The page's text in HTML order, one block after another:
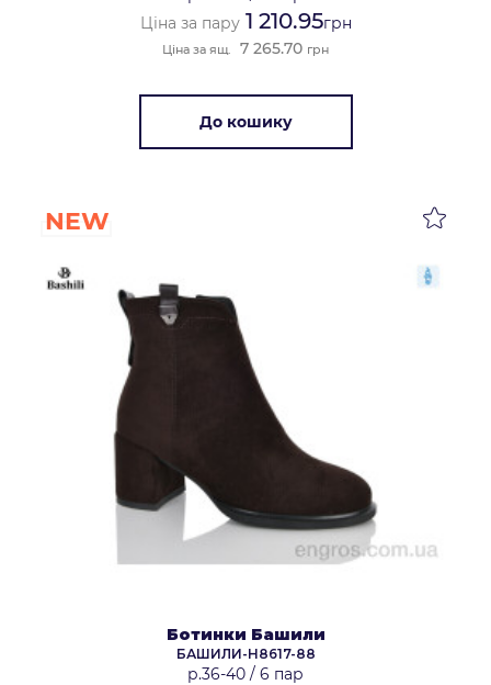
Ціна за пару1 210.95грн
Ціна за ящ. 7 265.70 грн
До кошику
NEW
Ботинки Башили
БАШИЛИ-H8617-88
р.36-40 / 6 пар